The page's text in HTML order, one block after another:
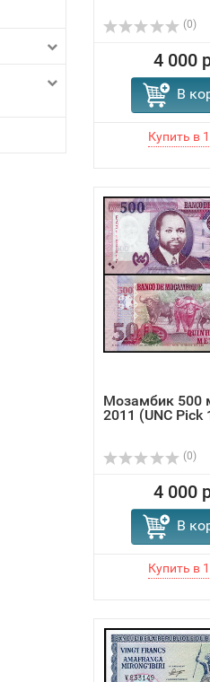
(0)
4 000
В
Мозамбик 500
2011 (UNC Pick
(0)
4 000
В